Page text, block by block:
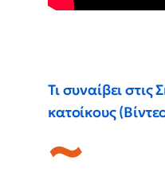
Τι συναίβει
κατοίκους